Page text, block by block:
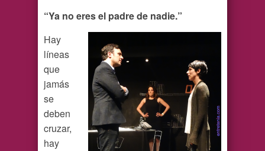
“Ya no eres el padre de nadie.”
Hay
líneas
que
jamás
se
deben
cruzar,
hay